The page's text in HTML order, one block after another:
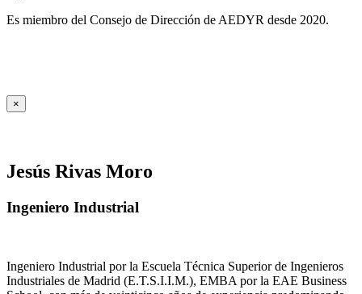
Es miembro del Consejo de Dirección de AEDYR desde 2020.
×
Jesús Rivas Moro
Ingeniero Industrial
Ingeniero Industrial por la Escuela Técnica Superior de Ingenieros
Industriales de Madrid (E.T.S.I.I.M.), EMBA por la EAE Business